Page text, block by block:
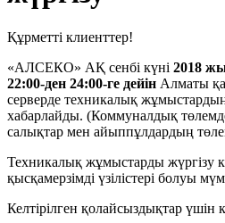
Құрметті клиенттер!
«АЛСЕКО» АҚ сенбі күні 2018
22:00-ден 24:00-ге дейін Алматы
серверде техникалық
хабарлайды. (Коммуналдық
салықтар мен айыппұлдардың
Техникалық жұмыстарды жүргізу
қысқамерзімді үзілістері болуы
Келтірілген қолайсыздықтар үшін